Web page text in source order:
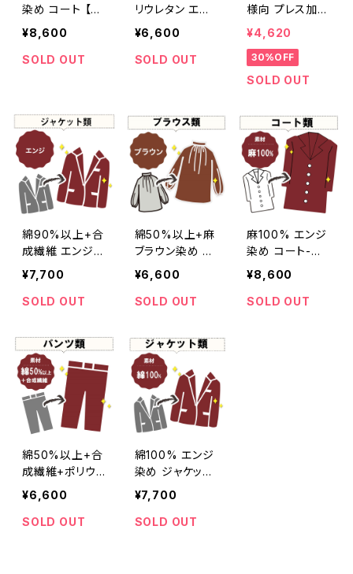
染め コート 【元
色：レッド系 - 漂
白抜け】 -染め
直し[臙脂 - ワイ
¥8,600
SOLD OUT
リウレタン エン
ジ染め パンツ
【元色：レッド系】
-染め直し[臙脂
¥6,600
SOLD OUT
様向 プレス加工
なし】綿100%
エンジ染め スカ
ート 【元色：白 -
汚れあり】 -染め
だ深みのある
赤]403-0141
¥4,620
30%OFF
SOLD OUT
綿90%以上+合
成繊維 エンジ染
め ジャケット
【元色：グレー -
色あせあり】 -染
すんだ深みのあ
る赤]401-0027
¥7,700
SOLD OUT
綿50%以上+麻
ブラウン染め ブ
ラウス 【元色：
白】 -染め直し
[茶色 - Brown]
¥6,600
SOLD OUT
麻100% エンジ
染め コート-染
め直し[臙脂/ワ
インレッド/くすん
だ深みのある
¥8,600
SOLD OUT
綿50%以上+合
成繊維+ポリウレ
タン エンジ染め
パンツ【色あせ強
い】-染め直し[臙
¥6,600
SOLD OUT
綿100% エンジ
染め ジャケット-
染め直し[臙脂/
ワインレッド/くす
んだ深みのある
¥7,700
SOLD OUT